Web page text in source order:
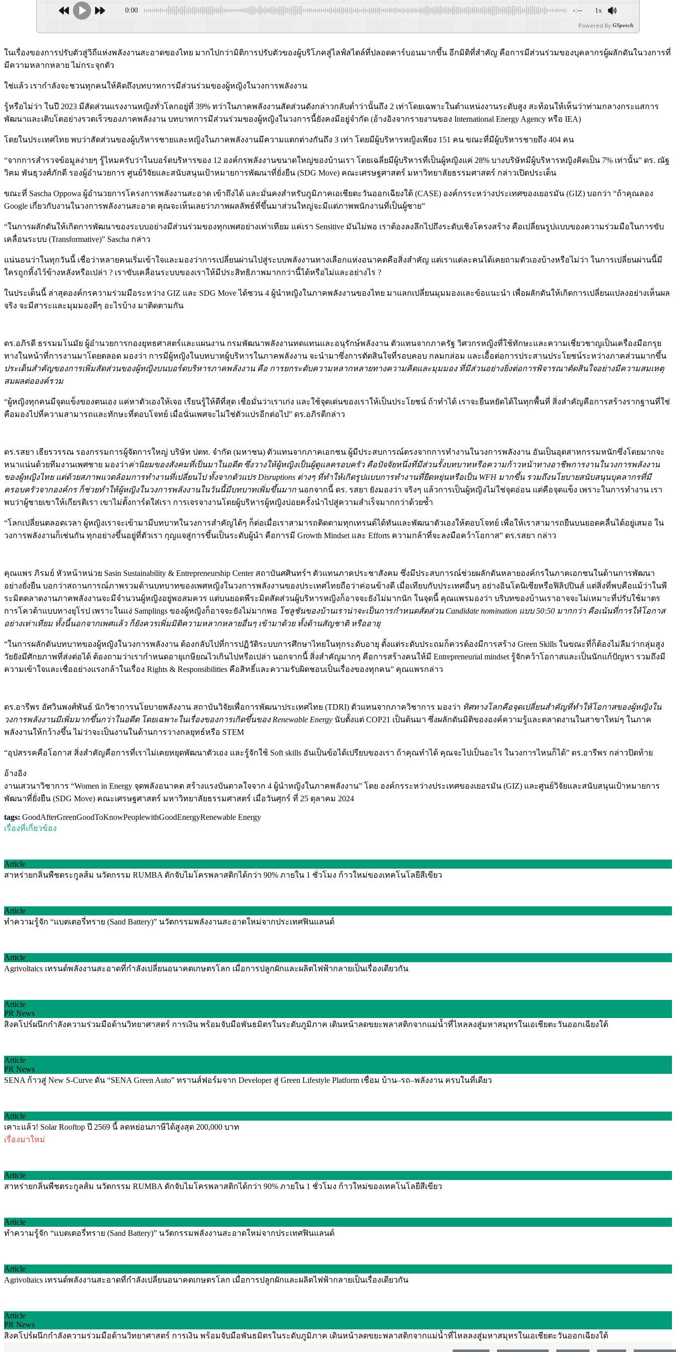
0:00 -:--
1x
Powered By GSpeech
ในเรื่องของการปรับตัวสู่วิถีแห่งพลังงานสะอาดของไทย มากไปกว่ามิติการปรับตัวของผู้บริโภคสู่ไลฟ์สไตล์ที่ปลอดคาร์บอนมากขึ้น อีกมิติที่สำคัญ คือการมีส่วนร่วมของบุคลากรผู้ผลักดันในวงการที่
มีความหลากหลาย ไม่กระจุกตัว
ใช่แล้ว เรากำลังจะชวนทุกคนให้คิดถึงบทบาทการมีส่วนร่วมของผู้หญิงในวงการพลังงาน
รู้หรือไม่ว่า ในปี 2023 มีสัดส่วนแรงงานหญิงทั่วโลกอยู่ที่ 39% ทว่าในภาคพลังงานสัดส่วนดังกล่าวกลับต่ำว่านั้นถึง 2 เท่าโดยเฉพาะในตำแหน่งงานระดับสูง สะท้อนให้เห็นว่าท่ามกลางกระแสการ
พัฒนาและเติบโตอย่างรวดเร็วของภาคพลังงาน บทบาทการมีส่วนร่วมของผู้หญิงในวงการนี้ยังคงมีอยู่จำกัด (อ้างอิงจากรายงานของ International Energy Agency หรือ IEA)
โดยในประเทศไทย พบว่าสัดส่วนของผู้บริหารชายและหญิงในภาคพลังงานมีความแตกต่างกันถึง 3 เท่า โดยมีผู้บริหารหญิงเพียง 151 คน ขณะที่มีผู้บริหารชายถึง 404 คน
“จากการสำรวจข้อมูลง่ายๆ รู้ไหมครับว่าในบอร์ดบริหารของ 12 องค์กรพลังงานขนาดใหญ่ของบ้านเรา โดยเฉลี่ยมีผู้บริหารที่เป็นผู้หญิงแค่ 28% บางบริษัทมีผู้บริหารหญิงคิดเป็น 7% เท่านั้น” ดร. ณัฐ
วิคม พันธุวงศ์ภักดี รองผู้อำนวยการ ศูนย์วิจัยและสนับสนุนเป้าหมายการพัฒนาที่ยั่งยืน (SDG Move) คณะเศรษฐศาสตร์ มหาวิทยาลัยธรรมศาสตร์ กล่าวเปิดประเด็น
ขณะที่ Sascha Oppowa ผู้อำนวยการโครงการพลังงานสะอาด เข้าถึงได้ และมั่นคงสำหรับภูมิภาคเอเชียตะวันออกเฉียงใต้ (CASE) องค์กรระหว่างประเทศของเยอรมัน (GIZ) บอกว่า “ถ้าคุณลอง
Google เกี่ยวกับงานในวงการพลังงานสะอาด คุณจะเห็นเลยว่าภาพผลลัพธ์ที่ขึ้นมาส่วนใหญ่จะมีแต่ภาพพนักงานที่เป็นผู้ชาย”
“ในการผลักดันให้เกิดการพัฒนาของระบบอย่างมีส่วนร่วมของทุกเพศอย่างเท่าเทียม แค่เรา Sensitive มันไม่พอ เราต้องลงลึกไปถึงระดับเชิงโครงสร้าง คือเปลี่ยนรูปแบบของความร่วมมือในการขับ
เคลื่อนระบบ (Transformative)” Sascha กล่าว
แน่นอนว่าในทุกวันนี้ เชื่อว่าหลายคนเริ่มเข้าใจและมองว่าการเปลี่ยนผ่านไปสู่ระบบพลังงานทางเลือกแห่งอนาคตคือสิ่งสำคัญ แต่เราแต่ละคนได้เคยถามตัวเองบ้างหรือไม่ว่า ในการเปลี่ยนผ่านนี้มี
ใครถูกทิ้งไว้ข้างหลังหรือเปล่า ? เราขับเคลื่อนระบบของเราให้มีประสิทธิภาพมากกว่านี้ได้หรือไม่และอย่างไร ?
ในประเด็นนี้ ล่าสุดองค์กรความร่วมมือระหว่าง GIZ และ SDG Move ได้ชวน 4 ผู้นำหญิงในภาคพลังงานของไทย มาแลกเปลี่ยนมุมมองและข้อแนะนำ เพื่อผลักดันให้เกิดการเปลี่ยนแปลงอย่างเห็นผล
จริง จะมีสาระและมุมมองดีๆ อะไรบ้าง มาติดตามกัน
​ดร.อภิรดี ธรรมมโนมัย ผู้อำนวยการกองยุทธศาสตร์และแผนงาน กรมพัฒนาพลังงานทดแทนและอนุรักษ์พลังงาน ตัวแทนจากภาครัฐ วิศวกรหญิงที่ใช้ทักษะและความเชี่ยวชาญเป็นเครื่องมือกรุย
ทางในหน้าที่การงานมาโดยตลอด มองว่า การมีผู้หญิงในบทบาทผู้บริหารในภาคพลังงาน จะนำมาซึ่งการตัดสินใจที่รอบคอบ กลมกล่อม และเอื้อต่อการประสานประโยชน์ระหว่างภาคส่วนมากขึ้น
ประเด็นสำคัญของการเพิ่มสัดส่วนของผู้หญิงบนบอร์ดบริหารภาคพลังงาน คือ การยกระดับความหลากหลายทางความคิดและมุมมอง ที่มีส่วนอย่างยิ่งต่อการพิจารณาตัดสินใจอย่างมีความสมเหตุ
สมผลต่อองค์รวม
“ผู้หญิงทุกคนมีจุดแข็งของตนเอง แค่หาตัวเองให้เจอ เรียนรู้ให้ดีที่สุด เชื่อมั่นว่าเราเก่ง และใช้จุดเด่นของเราให้เป็นประโยชน์ ถ้าทำได้ เราจะยืนหยัดได้ในทุกพื้นที่ สิ่งสำคัญคือการสร้างรากฐานที่ใช่
คือมองไปที่ความสามารถและทักษะที่ตอบโจทย์ เมื่อนั่นเพศจะไม่ใช่ตัวแปรอีกต่อไป” ดร.อภิรดีกล่าว
ดร.รสยา เธียรวรรณ​ ​รองกรรมการผู้จัดการใหญ่ บริษัท ปตท. จำกัด (มหาชน) ตัวแทนจากภาคเอกชน ผู้มีประสบการณ์ตรงจากการทำงานในวงการพลังงาน อันเป็นอุตสาหกรรมหนักซึ่งโดยมากจะ
หนาแน่นด้วยทีมงานเพศชาย มองว่าค่านิยมของสังคมที่เป็นมาในอดีต ซึ่งวางให้ผู้หญิงเป็นผู้ดูแลครอบครัว คือปัจจัยหนึ่งที่มีส่วนรั้งบทบาทหรือความก้าวหน้าทางอาชีพการงานในวงการพลังงาน
ของผู้หญิงไทย แต่ด้วยสภาพแวดล้อมการทำงานที่เปลี่ยนไป ทั้งจากตัวแปร Disruptions ต่างๆ ที่ทำให้เกิดรูปแบบการทำงานที่ยืดหยุ่นหรือเป็น WFH มากขึ้น รวมถึงนโยบายสนับสนุนบุคลากรที่มี
ครอบครัวจากองค์กร ก็ช่วยทำให้ผู้หญิงในวงการพลังงานในวันนี้มีบทบาทเพิ่มขึ้นมาก นอกจากนี้ ดร. รสยา ยังมองว่า จริงๆ แล้วการเป็นผู้หญิงไม่ใช่จุดอ่อน แต่คือจุดแข็ง เพราะในการทำงาน เรา
พบว่าผู้ชายเขาให้เกียรติเรา เขาไม่ตั้งการ์ดใส่เรา การเจรจางานโดยผู้บริหารผู้หญิงบ่อยครั้งนำไปสู่ความสำเร็จมากกว่าด้วยซ้ำ
“โลกเปลี่ยนตลอดเวลา ผู้หญิงเราจะเข้ามามีบทบาทในวงการสำคัญได้ๆ ก็ต่อเมื่อเราสามารถติดตามทุกเทรนด์ได้ทันและพัฒนาตัวเองให้ตอบโจทย์ เพื่อให้เราสามารถยืนบนยอดคลื่นได้อยู่เสมอ ใน
วงการพลังงานก็เช่นกัน ทุกอย่างขึ้นอยู่ที่ตัวเรา กุญแจสู่การขึ้นเป็นระดับผู้นำ คือการมี Growth Mindset และ Efforts ความกล้าที่จะลงมือคว้าโอกาส” ดร.รสยา ​กล่าว
คุณแพร ภิรมย์ หัวหน้าหน่วย Sasin Sustainability & Entrepreneurship Center สถาบันศศินทร์ฯ ตัวแทนภาคประชาสังคม ซึ่งมีประสบการณ์ช่วยผลักดันหลายองค์กรในภาคเอกชนในด้านการพัฒนา
อย่างยั่งยืน บอกว่าสถานการณ์ภาพรวมด้านบทบาทของเพศหญิงในวงการพลังงานของประเทศไทยถือว่าค่อนข้างดี เมื่อเทียบกับประเทศอื่นๆ อย่างอินโดนิเซียหรือฟิลิปปินส์ แต่สิ่งที่พบคือแม้ว่าในพี
ระมิตตลาดงานภาคพลังงานจะมีจำนวนผู้หญิงอยู่พอสมควร แต่บนยอดพีระมิดสัดส่วนผู้บริหารหญิงก็อาจจะยังไม่มากนัก ในจุดนี้ คุณแพรมองว่า บริบทของบ้านเราอาจจะไม่เหมาะที่ปรับใช้มาตร
การโควต้าแบบทางยุโรป เพราะในแง่ Samplings ของผู้หญิงก็อาจจะยังไม่มากพอ โซลูชันของบ้านเราน่าจะเป็นการกำหนดสัดส่วน Candidate nomination แบบ 50:50 มากกว่า คือเน้นที่การให้โอกาส
อย่างเท่าเทียม ทั้งนี้นอกจากเพศแล้ว ก็ยังควรเพิ่มมิติความหลากหลายอื่นๆ เข้ามาด้วย ทั้งด้านสัญชาติ หรืออายุ
“ในการผลักดันบทบาทของผู้หญิงในวงการพลังงาน ต้องกลับไปที่การปฏิวัติระบบการศึกษาไทยในทุกระดับอายุ ตั้งแต่ระดับประถมก็ควรต้องมีการสร้าง Green Skills ในขณะที่ก็ต้องไม่ลืมว่ากลุ่มสูง
วัยยังมีศักยภาพที่ส่งต่อได้ ต้องถามว่าเรากำหนดอายุเกษียณไวเกินไปหรือเปล่า นอกจากนี้ สิ่งสำคัญมากๆ คือการสร้างคนให้มี Entrepreneurial mindset รู้จักคว้าโอกาสและเป็นนักแก้ปัญหา รวมถึงมี
ความเข้าใจและเชื่ออย่างแรงกล้าในเรื่อง Rights & Responsibilities คือสิทธิ์และความรับผิดชอบเป็นเรื่องของทุกคน” คุณแพรกล่าว
ดร.อารีพร อัศวินพงศ์พันธ์​ นักวิชาการนโยบายพลังงาน สถาบันวิจัยเพื่อการพัฒนาประเทศไทย (TDRI) ตัวแทนจากภาควิชาการ มองว่า ทิศทางโลกคือจุดเปลี่ยนสำคัญที่ทำให้โอกาสของผู้หญิงใน
วงการพลังงานมีเพิ่มมากขึ้นกว่าในอดีต โดยเฉพาะในเรื่องของการเกิดขึ้นของ Renewable Energy นับตั้งแต่ COP21 เป็นต้นมา ซึ่งผลักดันมิติขององค์ความรู้และตลาดงานในสาขาใหม่ๆ ในภาค
พลังงานให้กว้างขึ้น ไม่ว่าจะเป็นงานในด้านการวางกลยุทธ์หรือ STEM
“อุปสรรคคือโอกาส สิ่งสำคัญคือการที่เราไม่เคยหยุดพัฒนาตัวเอง และรู้จักใช้ Soft skills อันเป็นข้อได้เปรียบของเรา ถ้าคุณทำได้ คุณจะไปเป็นอะไร ในวงการไหนก็ได้” ดร.อารีพร กล่าวปิดท้าย
อ้างอิง
งานเสวนาวิชาการ “Women in Energy จุดพลังอนาคต สร้างแรงบันดาลใจจาก 4 ผู้นำหญิงในภาคพลังงาน”​ โดย องค์กรระหว่างประเทศของเยอรมัน (GIZ) และศูนย์วิจัยและสนับสนุนเป้าหมายการ
พัฒนาที่ยั่งยืน (SDG Move) คณะเศรษฐศาสตร์ มหาวิทยาลัยธรรมศาสตร์ เมื่อวันศุกร์ ที่ 25 ตุลาคม 2024
tags: GoodAfterGreenGoodToKnowPeoplewithGoodEnergyRenewable Energy
เรื่องที่เกี่ยวข้อง
Article
สาหร่ายกลิ่นพืชตระกูลส้ม นวัตกรรม RUMBA ดักจับไมโครพลาสติกได้กว่า 90% ภายใน 1 ชั่วโมง ก้าวใหม่ของเทคโนโลยีสีเขียว
Article
ทำความรู้จัก “แบตเตอรี่ทราย (Sand Battery)” นวัตกรรมพลังงานสะอาดใหม่จากประเทศฟินแลนด์
Article
Agrivoltaics เทรนด์พลังงานสะอาดที่กำลังเปลี่ยนอนาคตเกษตรโลก เมื่อการปลูกผักและผลิตไฟฟ้ากลายเป็นเรื่องเดียวกัน
Article
PR News
สิงคโปร์ผนึกกำลังความร่วมมือด้านวิทยาศาสตร์ การเงิน พร้อมจับมือพันธมิตรในระดับภูมิภาค เดินหน้าลดขยะพลาสติกจากแม่น้ำที่ไหลลงสู่มหาสมุทรในเอเชียตะวันออกเฉียงใต้
Article
PR News
SENA ก้าวสู่ New S-Curve ดัน “SENA Green Auto” ทรานส์ฟอร์มจาก Developer สู่ Green Lifestyle Platform เชื่อม บ้าน–รถ–พลังงาน ครบในที่เดียว
Article
เคาะแล้ว! Solar Rooftop ปี 2569 นี้ ลดหย่อนภาษีได้สูงสุด 200,000 บาท
เรื่องมาใหม่
Article
สาหร่ายกลิ่นพืชตระกูลส้ม นวัตกรรม RUMBA ดักจับไมโครพลาสติกได้กว่า 90% ภายใน 1 ชั่วโมง ก้าวใหม่ของเทคโนโลยีสีเขียว
Article
ทำความรู้จัก “แบตเตอรี่ทราย (Sand Battery)” นวัตกรรมพลังงานสะอาดใหม่จากประเทศฟินแลนด์
Article
Agrivoltaics เทรนด์พลังงานสะอาดที่กำลังเปลี่ยนอนาคตเกษตรโลก เมื่อการปลูกผักและผลิตไฟฟ้ากลายเป็นเรื่องเดียวกัน
Article
PR News
สิงคโปร์ผนึกกำลังความร่วมมือด้านวิทยาศาสตร์ การเงิน พร้อมจับมือพันธมิตรในระดับภูมิภาค เดินหน้าลดขยะพลาสติกจากแม่น้ำที่ไหลลงสู่มหาสมุทรในเอเชียตะวันออกเฉียงใต้